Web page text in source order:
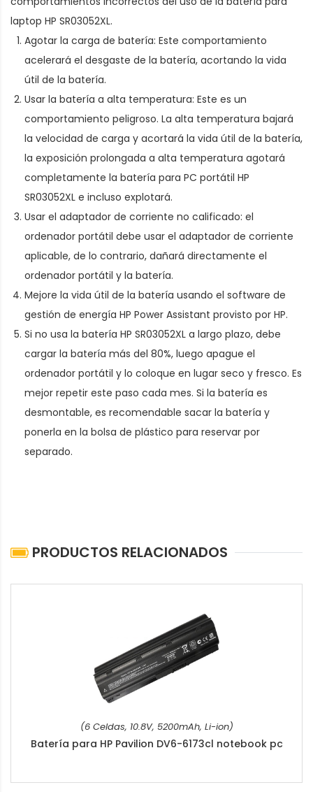
laptop HP SR03052XL.
Agotar la carga de batería: Este comportamiento
acelerará el desgaste de la batería, acortando la vida
útil de la batería.
Usar la batería a alta temperatura: Este es un
comportamiento peligroso. La alta temperatura bajará
la velocidad de carga y acortará la vida útil de la batería,
la exposición prolongada a alta temperatura agotará
completamente la batería para PC portátil HP
SR03052XL e incluso explotará.
Usar el adaptador de corriente no calificado: el
ordenador portátil debe usar el adaptador de corriente
aplicable, de lo contrario, dañará directamente el
ordenador portátil y la batería.
Mejore la vida útil de la batería usando el software de
gestión de energía HP Power Assistant provisto por HP.
Si no usa la batería HP SR03052XL a largo plazo, debe
cargar la batería más del 80%, luego apague el
ordenador portátil y lo coloque en lugar seco y fresco. Es
mejor repetir este paso cada mes. Si la batería es
desmontable, es recomendable sacar la batería y
ponerla en la bolsa de plástico para reservar por
separado.
PRODUCTOS RELACIONADOS
(6 Celdas, 10.8V, 5200mAh, Li-ion)
Batería para HP Pavilion DV6-6173cl notebook pc